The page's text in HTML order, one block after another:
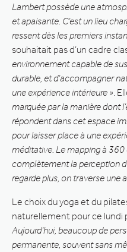
Lambert possède une
et apaisante. C’est un lieu
ressent dès les premiers
souhaitait pas d’un cadre
environnement capable de
durable, et d’accompagner
une expérience intérieure » .
marquée par la manière dont
répondent dans cet espace
pour laisser place à une
méditative. Le mapping à
complètement la perception
regarde plus, on traverse une
Le choix du yoga et du
naturellement pour ce lundi
Aujourd’hui, beaucoup de
permanente, souvent sans